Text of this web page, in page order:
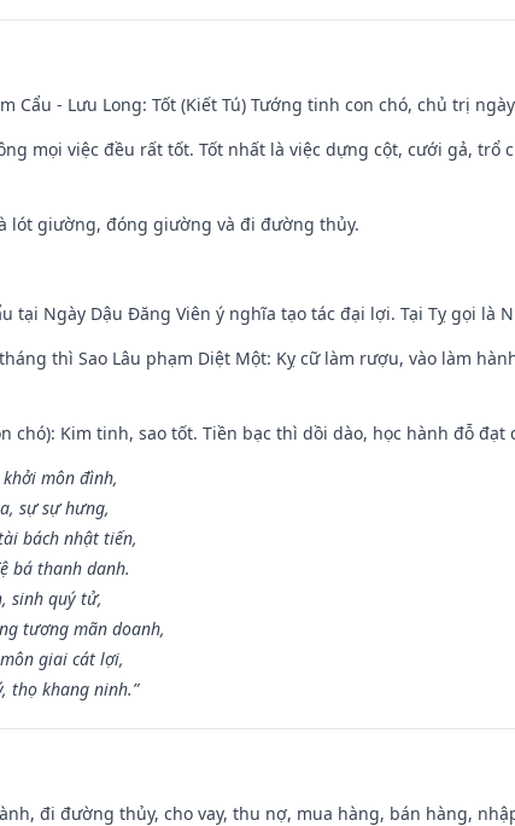
Cẩu - Lưu Long: Tốt (Kiết Tú) Tướng tinh con chó, chủ trị
mọi việc đều rất tốt. Tốt nhất là việc dựng cột, cưới gả, trổ
lót giường, đóng giường và đi đường thủy.
tại Ngày Dậu Đăng Viên ý nghĩa tạo tác đại lợi. Tại Tỵ gọi là
thì Sao Lâu phạm Diệt Một: Kỵ cữ làm rượu, vào làm
chó): Kim tinh, sao tốt. Tiền bạc thì dồi dào, học hành đỗ đạt
môn đình,
sự sự hưng,
bách nhật tiến,
bá thanh danh.
sinh quý tử,
tương mãn doanh,
giai cát lợi,
thọ khang ninh.”
đi đường thủy, cho vay, thu nợ, mua hàng, bán hàng,